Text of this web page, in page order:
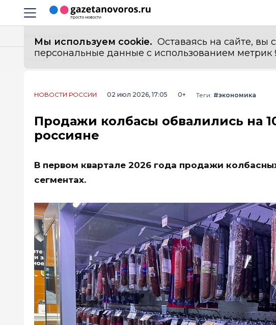
Навигация сайта
Мы используем cookie. Оставаясь на сайте, вы
персональные данные с использованием
Главная Лента новостей Продажи колбасы обвалились на 10%. Что покупают вместо нее россияне
НОВОСТИ РОССИИ 02 июл 2026, 17:05 0+ Теги: #экономика
Продажи колбасы обвалились на
россияне
В первом квартале 2026 года продажи
сегментах.